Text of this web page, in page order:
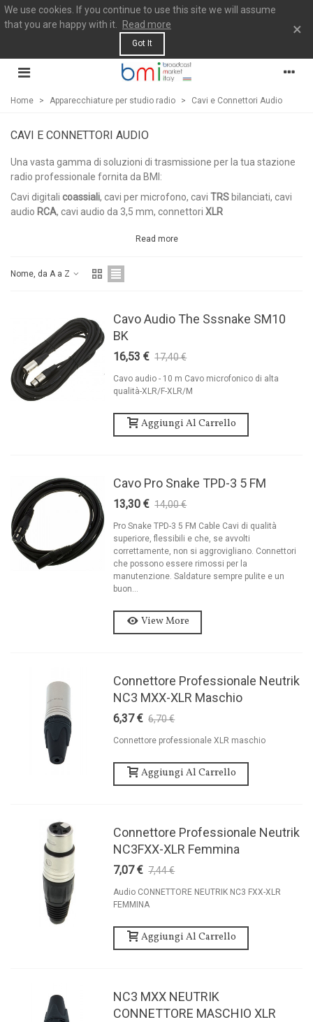
We use cookies. If you continue to use this site we will assume
that you are happy with it.
Read more
Got It
×
Home > Apparecchiature per studio radio > Cavi e Connettori Audio
CAVI E CONNETTORI AUDIO
Una vasta gamma di soluzioni di trasmissione per la tua stazione
radio professionale fornita da BMI:
Cavi digitali coassiali, cavi per microfono, cavi TRS bilanciati, cavi
audio RCA, cavi audio da 3,5 mm, connettori XLR
Read more
Nome, da A a Z
Cavo Audio The Sssnake SM10
BK
16,53 € 17,40 €
Cavo audio - 10 m Cavo microfonico di alta
qualità-XLR/F-XLR/M
Aggiungi Al Carrello
Cavo Pro Snake TPD-3 5 FM
13,30 € 14,00 €
Pro Snake TPD-3 5 FM Cable Cavi di qualità
superiore, flessibili e che, se avvolti
correttamente, non si aggrovigliano. Connettori
che possono essere rimossi per la
manutenzione. Saldature sempre pulite e un
buon...
View More
Connettore Professionale Neutrik
NC3 MXX-XLR Maschio
6,37 € 6,70 €
Connettore professionale XLR maschio
Aggiungi Al Carrello
Connettore Professionale Neutrik
NC3FXX-XLR Femmina
7,07 € 7,44 €
Audio CONNETTORE NEUTRIK NC3 FXX-XLR
FEMMINA
Aggiungi Al Carrello
NC3 MXX NEUTRIK
CONNETTORE MASCHIO XLR